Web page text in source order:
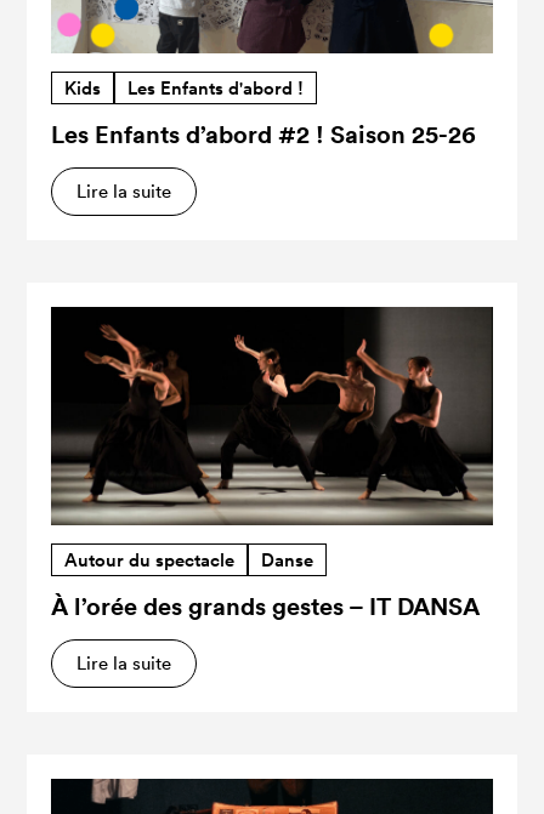
Kids Les Enfants d'abord !
Les Enfants d’abord #2 ! Saison 25-26
Lire la suite
Autour du spectacle Danse
À l’orée des grands gestes – IT DANSA
Lire la suite